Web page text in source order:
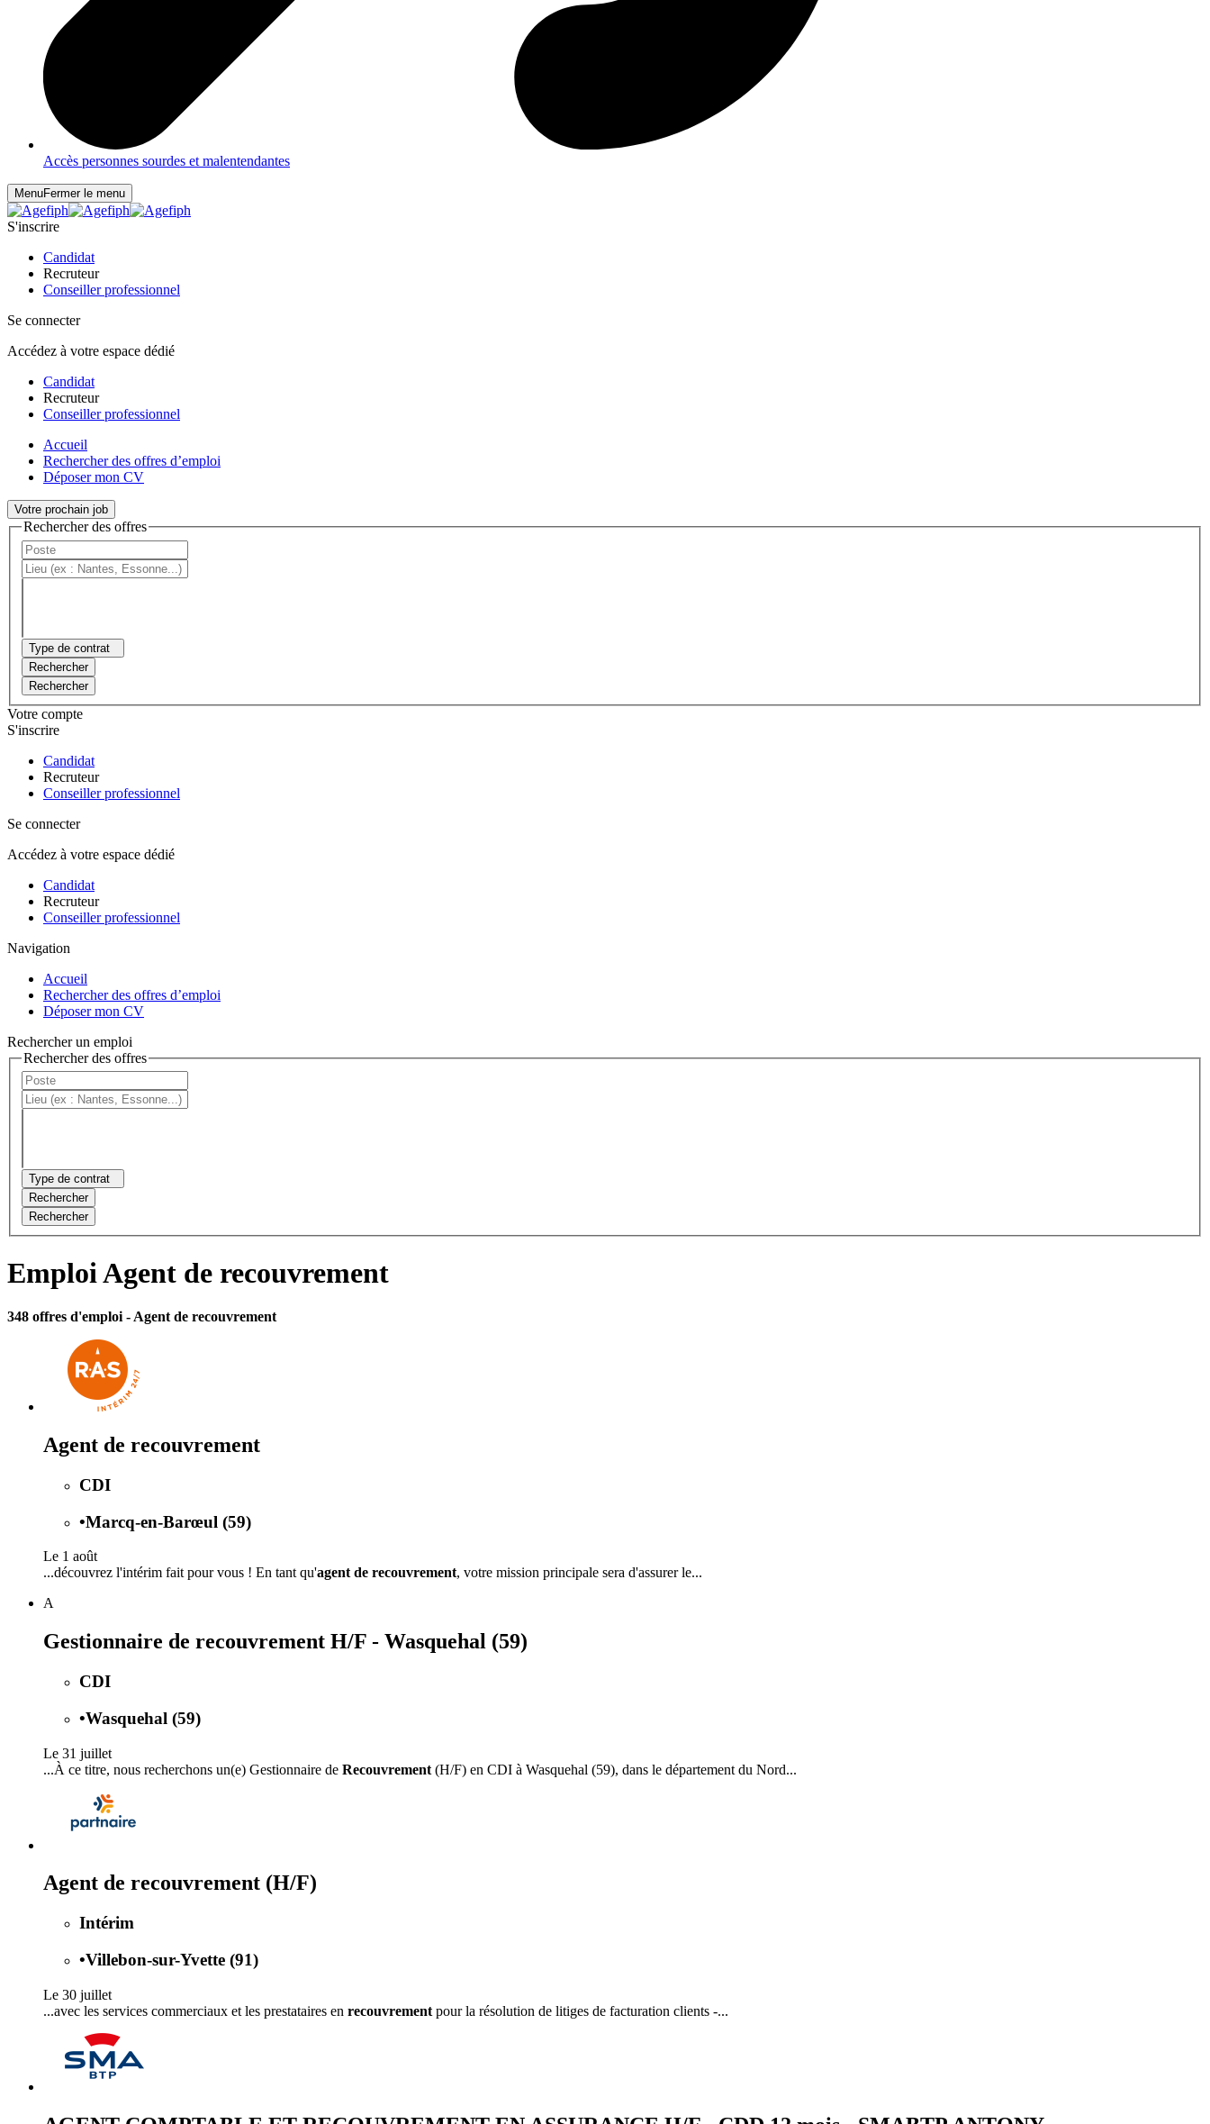
Accès personnes sourdes et malentendantes
MenuFermer le menu
S'inscrire
Candidat
Recruteur
Conseiller professionnel
Se connecter
Accédez à votre espace dédié
Candidat
Recruteur
Conseiller professionnel
Accueil
Rechercher des offres d’emploi
Déposer mon CV
Votre prochain job
Rechercher des offres
Type de contrat
Rechercher
Rechercher
Votre compte
S'inscrire
Candidat
Recruteur
Conseiller professionnel
Se connecter
Accédez à votre espace dédié
Candidat
Recruteur
Conseiller professionnel
Navigation
Accueil
Rechercher des offres d’emploi
Déposer mon CV
Rechercher un emploi
Rechercher des offres
Type de contrat
Rechercher
Rechercher
Emploi Agent de recouvrement
348 offres d'emploi - Agent de recouvrement
Agent de recouvrement
CDI
•Marcq-en-Barœul (59)
Le 1 août
...découvrez l'intérim fait pour vous ! En tant qu'agent de recouvrement, votre mission principale sera d'assurer le...
A
Gestionnaire de recouvrement H/F - Wasquehal (59)
CDI
•Wasquehal (59)
Le 31 juillet
...À ce titre, nous recherchons un(e) Gestionnaire de Recouvrement (H/F) en CDI à Wasquehal (59), dans le département du Nord...
Agent de recouvrement (H/F)
Intérim
•Villebon-sur-Yvette (91)
Le 30 juillet
...avec les services commerciaux et les prestataires en recouvrement pour la résolution de litiges de facturation clients -...